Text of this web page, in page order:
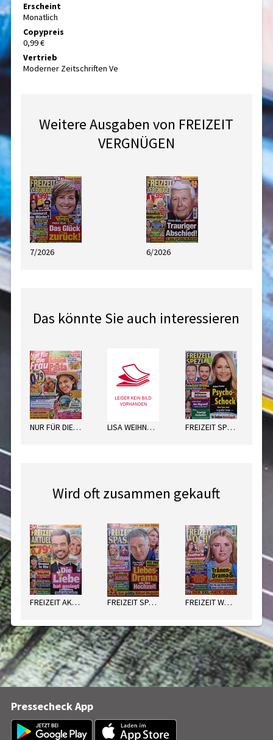
Erscheint
Monatlich
Copypreis
0,99 €
Vertrieb
Moderner Zeitschriften Ve
Weitere Ausgaben von FREIZEIT
VERGNÜGEN
7/2026 6/2026
Das könnte Sie auch interessieren
NUR FÜR DIE FRAU LISA WEIHNACHTEN FREIZEIT SPEZIAL
Wird oft zusammen gekauft
FREIZEIT AKTUELL FREIZEIT SPASS FREIZEIT WOCHE
Pressecheck App